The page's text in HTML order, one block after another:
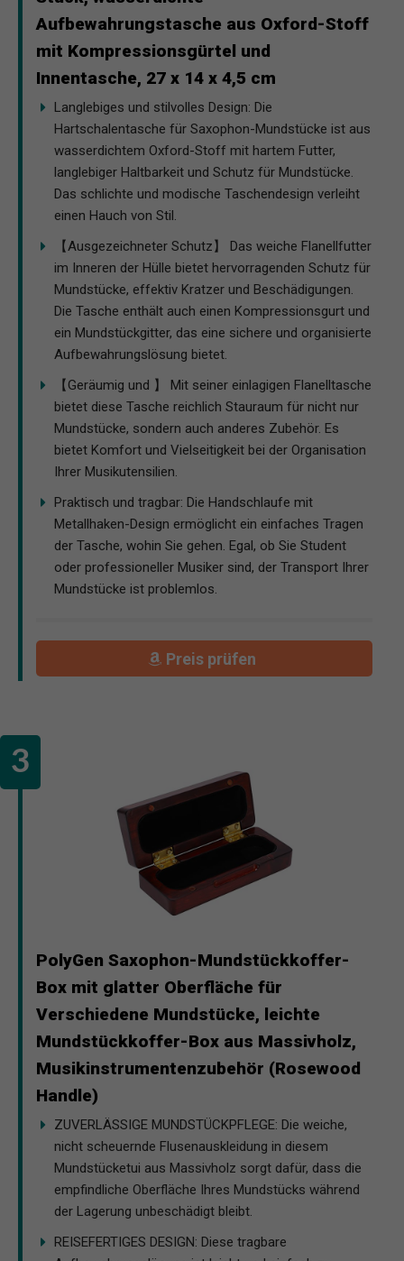
Aufbewahrungstasche aus Oxford-Stoff
mit Kompressionsgürtel und
Innentasche, 27 x 14 x 4,5 cm
Langlebiges und stilvolles Design: Die
Hartschalentasche für Saxophon-Mundstücke ist aus
wasserdichtem Oxford-Stoff mit hartem Futter,
langlebiger Haltbarkeit und Schutz für Mundstücke.
Das schlichte und modische Taschendesign verleiht
einen Hauch von Stil.
【Ausgezeichneter Schutz】 Das weiche Flanellfutter
im Inneren der Hülle bietet hervorragenden Schutz für
Mundstücke, effektiv Kratzer und Beschädigungen.
Die Tasche enthält auch einen Kompressionsgurt und
ein Mundstückgitter, das eine sichere und organisierte
Aufbewahrungslösung bietet.
【Geräumig und 】 Mit seiner einlagigen Flanelltasche
bietet diese Tasche reichlich Stauraum für nicht nur
Mundstücke, sondern auch anderes Zubehör. Es
bietet Komfort und Vielseitigkeit bei der Organisation
Ihrer Musikutensilien.
Praktisch und tragbar: Die Handschlaufe mit
Metallhaken-Design ermöglicht ein einfaches Tragen
der Tasche, wohin Sie gehen. Egal, ob Sie Student
oder professioneller Musiker sind, der Transport Ihrer
Mundstücke ist problemlos.
Preis prüfen
PolyGen Saxophon-Mundstückkoffer-
Box mit glatter Oberfläche für
Verschiedene Mundstücke, leichte
Mundstückkoffer-Box aus Massivholz,
Musikinstrumentenzubehör (Rosewood
Handle)
ZUVERLÄSSIGE MUNDSTÜCKPFLEGE: Die weiche,
nicht scheuernde Flusenauskleidung in diesem
Mundstücketui aus Massivholz sorgt dafür, dass die
empfindliche Oberfläche Ihres Mundstücks während
der Lagerung unbeschädigt bleibt.
REISEFERTIGES DESIGN: Diese tragbare